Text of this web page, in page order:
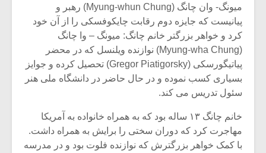
میونگ- وان چانگ (Myung-whun Chung) رهبر و
پیانیست که جایزه دوم رقابت چایکوفسکی را از آن خود
کرد و خواهر بزرگتر خانم چانگ: میونگ – وا چانگ
(Myung-wha Chung) نوازنده ویلنسل که در محضر
پیاتیگورسکی (Gregor Piatigorsky) تحصیل کرده و جوایز
بسیاری کسب نموده و در حال حاضر در دانشگاه ملی هنر
سئول تدریس می کند.
خانم چانگ ۱۳ ساله بود که به همراه خانواده به آمریکا
مهاجرت کرد که دوران سختی را برایش به همراه داشت.
با کمک خواهر بزرگترش که نوازنده فلوت بود و در مدرسه